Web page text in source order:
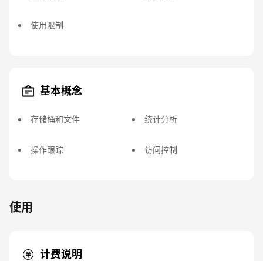
使用限制
基本概念
存储桶和文件 统计分析
操作跟踪 访问控制
使用
计费说明